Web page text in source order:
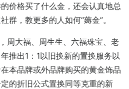
价格买了什么金，还会认真地总
群，教更多的人如何“薅金”。
周大福、周生生、六福珠宝、老
推出1：1以旧换新的置换服务以
本品牌或外品牌购买的黄金饰品
的折旧公式置换同等克重的新